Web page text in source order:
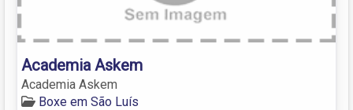
Academia Askem
Academia Askem
Boxe em São Luís